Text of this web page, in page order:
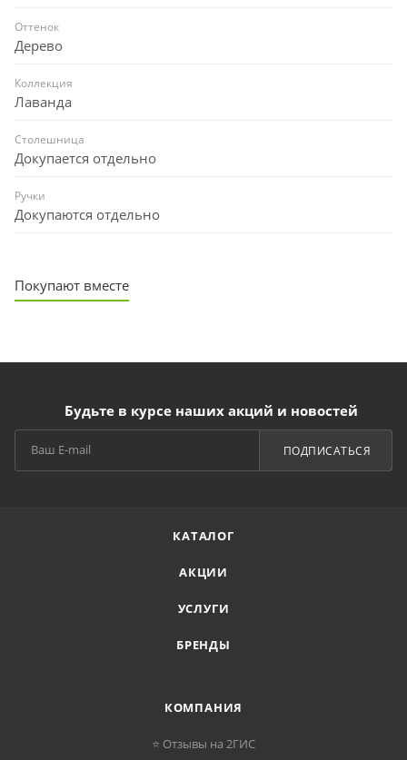
Оттенок
Дерево
Коллекция
Лаванда
Столешница
Докупается отдельно
Ручки
Докупаются отдельно
Покупают вместе
Будьте в курсе наших акций и новостей
ПОДПИСАТЬСЯ
КАТАЛОГ
АКЦИИ
УСЛУГИ
БРЕНДЫ
КОМПАНИЯ
⭐ Отзывы на 2ГИС